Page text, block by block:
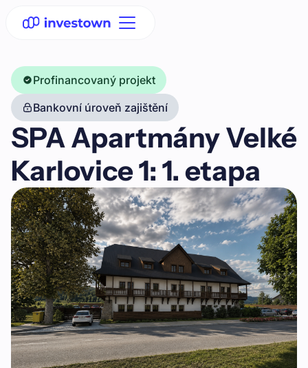
Profinancovaný projekt
Bankovní úroveň zajištění
SPA Apartmány Velké
Karlovice 1: 1. etapa